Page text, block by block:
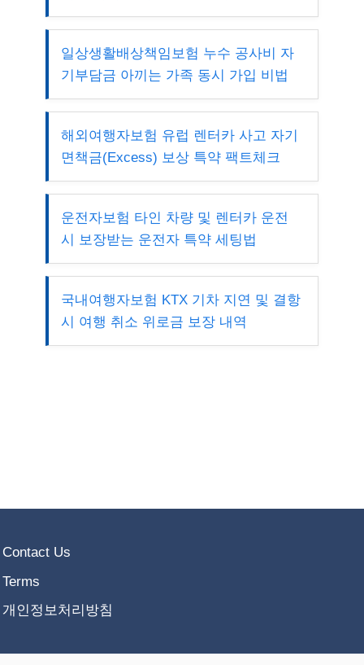
일상생활배상책임보험 누수 공사비 자
기부담금 아끼는 가족 동시 가입 비법
해외여행자보험 유럽 렌터카 사고 자기
면책금(Excess) 보상 특약 팩트체크
운전자보험 타인 차량 및 렌터카 운전
시 보장받는 운전자 특약 세팅법
국내여행자보험 KTX 기차 지연 및 결항
시 여행 취소 위로금 보장 내역
Contact Us
Terms
개인정보처리방침